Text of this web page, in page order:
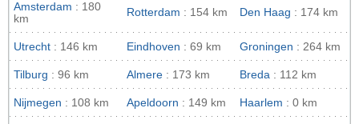
Amsterdam : 180
km
Rotterdam : 154 km Den Haag : 174 km
Utrecht : 146 km Eindhoven : 69 km Groningen : 264 km
Tilburg : 96 km Almere : 173 km Breda : 112 km
Nijmegen : 108 km Apeldoorn : 149 km Haarlem : 0 km